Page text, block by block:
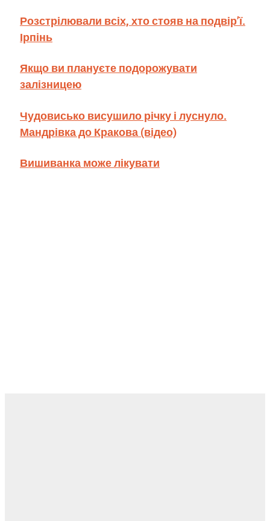
Розстрілювали всіх, хто стояв на подвір’ї.
Ірпінь
Якщо ви плануєте подорожувати
залізницею
Чудовисько висушило річку і луснуло.
Мандрівка до Кракова (відео)
Вишиванка може лікувати